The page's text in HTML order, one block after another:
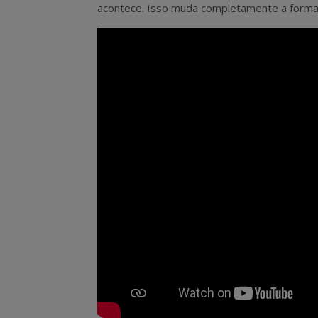
acontece. Isso muda completamente a